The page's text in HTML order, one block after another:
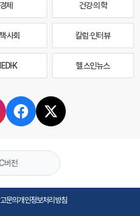
경제 건강·의학
·사회 칼럼·인터뷰
헬스인뉴스
버전
문의개인정보처리방침